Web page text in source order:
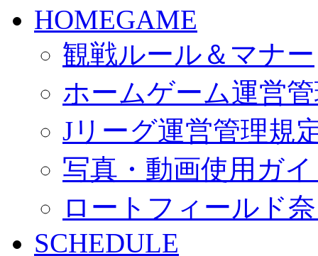
HOMEGAME
観戦ルール＆マナー
ホームゲーム運営
Jリーグ運営管理規
写真・動画使用ガ
ロートフィールド
SCHEDULE